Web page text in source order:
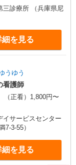
三診療所 （兵庫県尼
細を見る
うゆう
看護師
（正看）1,800円〜
イサービスセンター
7-3-55）
細を見る